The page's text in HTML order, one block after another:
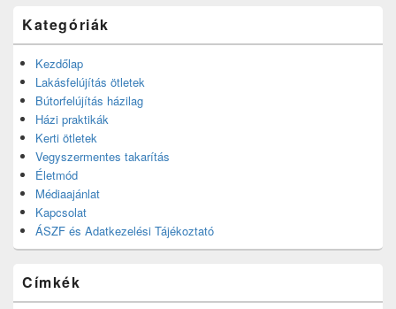
Kategóriák
Kezdőlap
Lakásfelújítás ötletek
Bútorfelújítás házilag
Házi praktikák
Kerti ötletek
Vegyszermentes takarítás
Életmód
Médiaajánlat
Kapcsolat
ÁSZF és Adatkezelési Tájékoztató
Címkék